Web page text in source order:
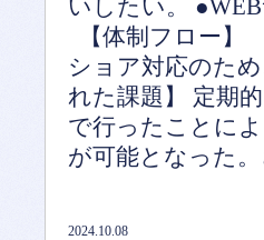
いしたい。
【体制フロー
ショア対応のた
れた課題】 定期
で行ったことに
が可能となった
2024.10.08